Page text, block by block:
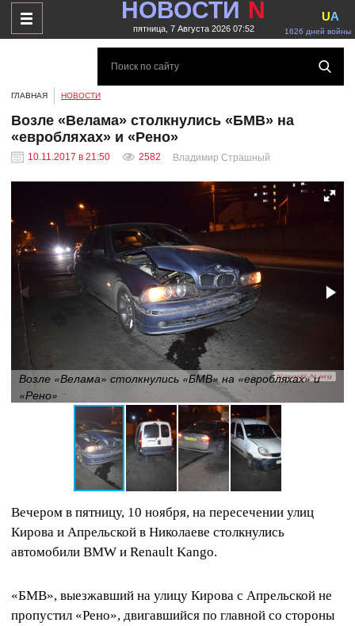
НОВОСТИ N
пятница, 7 Августа 2026 07:52 1626 дней войны
UA
ГЛАВНАЯ НОВОСТИ
Возле «Велама» столкнулись «БМВ» на
«евробляхах» и «Рено»
10.11.2017 в 21:50 2582 Владимир Страшный
Возле «Велама» столкнулись «БМВ» на «евробляхах» и
«Рено»
Вечером в пятницу, 10 ноября, на пересечении улиц
Кирова и Апрельской в Николаеве столкнулись
автомобили BMW и Renault Kango.
«БМВ», выезжавший на улицу Кирова с Апрельской не
пропустил «Рено», двигавшийся по главной со стороны